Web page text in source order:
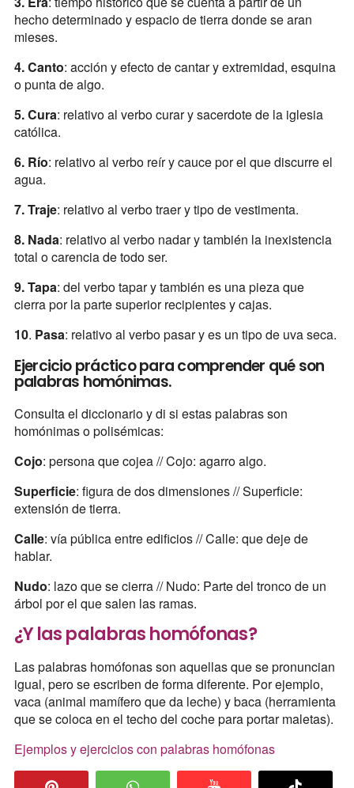
hecho determinado y espacio de tierra donde se aran
mieses.
4. Canto: acción y efecto de cantar y extremidad, esquina
o punta de algo.
5. Cura: relativo al verbo curar y sacerdote de la iglesia
católica.
6. Río: relativo al verbo reír y cauce por el que discurre el
agua.
7. Traje: relativo al verbo traer y tipo de vestimenta.
8. Nada: relativo al verbo nadar y también la inexistencia
total o carencia de todo ser.
9.Tapa: del verbo tapar y también es una pieza que
cierra por la parte superior recipientes y cajas.
10. Pasa: relativo al verbo pasar y es un tipo de uva seca.
Ejercicio práctico para comprender qué son
palabras homónimas.
Consulta el diccionario y di si estas palabras son
homónimas o polisémicas:
Cojo: persona que cojea // Cojo: agarro algo.
Superficie: figura de dos dimensiones // Superficie:
extensión de tierra.
Calle: vía pública entre edificios // Calle: que deje de
hablar.
Nudo: lazo que se cierra // Nudo: Parte del tronco de un
árbol por el que salen las ramas.
¿Y las palabras homófonas?
Las palabras homófonas son aquellas que se pronuncian
igual, pero se escriben de forma diferente. Por ejemplo,
vaca (animal mamífero que da leche) y baca (herramienta
que se coloca en el techo del coche para portar maletas).
Ejemplos y ejercicios con palabras homófonas